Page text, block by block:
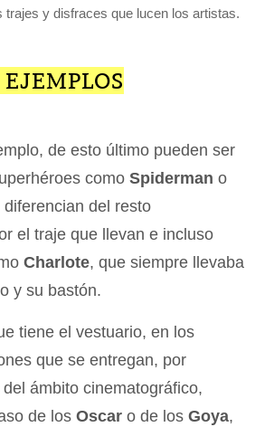
trajes y disfraces que lucen los artistas.
de esto último pueden ser
como Spiderman o
diferencian del resto
el traje que llevan e incluso
Charlote, que siempre llevaba
y su bastón.
tiene el vestuario, en los
que se entregan, por
ámbito cinematográfico,
de los Oscar o de los Goya,